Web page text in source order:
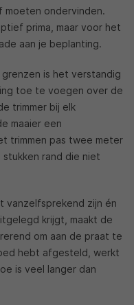
moeten ondervinden.
prima, maar voor het
aan je beplanting.
is het verstandig
toe te voegen over de
trimmer bij elk
maaier een
trimmen pas twee meter
rand die niet
vanzelfsprekend zijn én
krijgt, maakt de
om aan de praat te
hebt afgesteld, werkt
is veel langer dan